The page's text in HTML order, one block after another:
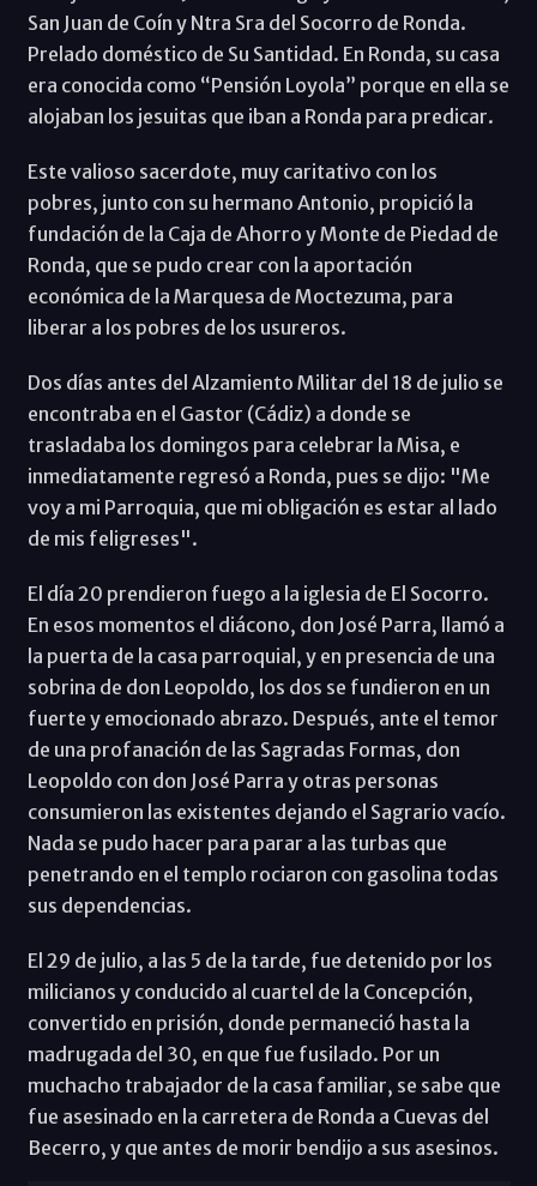
San Juan de Coín y Ntra Sra del Socorro de Ronda.
Prelado doméstico de Su Santidad. En Ronda, su casa
era conocida como “Pensión Loyola” porque en ella se
alojaban los jesuitas que iban a Ronda para predicar.
Este valioso sacerdote, muy caritativo con los
pobres, junto con su hermano Antonio, propició la
fundación de la Caja de Ahorro y Monte de Piedad de
Ronda, que se pudo crear con la aportación
económica de la Marquesa de Moctezuma, para
liberar a los pobres de los usureros.
Dos días antes del Alzamiento Militar del 18 de julio se
encontraba en el Gastor (Cádiz) a donde se
trasladaba los domingos para celebrar la Misa, e
inmediatamente regresó a Ronda, pues se dijo: "Me
voy a mi Parroquia, que mi obligación es estar al lado
de mis feligreses".
El día 20 prendieron fuego a la iglesia de El Socorro.
En esos momentos el diácono, don José Parra, llamó a
la puerta de la casa parroquial, y en presencia de una
sobrina de don Leopoldo, los dos se fundieron en un
fuerte y emocionado abrazo. Después, ante el temor
de una profanación de las Sagradas Formas, don
Leopoldo con don José Parra y otras personas
consumieron las existentes dejando el Sagrario vacío.
Nada se pudo hacer para parar a las turbas que
penetrando en el templo rociaron con gasolina todas
sus dependencias.
El 29 de julio, a las 5 de la tarde, fue detenido por los
milicianos y conducido al cuartel de la Concepción,
convertido en prisión, donde permaneció hasta la
madrugada del 30, en que fue fusilado. Por un
muchacho trabajador de la casa familiar, se sabe que
fue asesinado en la carretera de Ronda a Cuevas del
Becerro, y que antes de morir bendijo a sus asesinos.